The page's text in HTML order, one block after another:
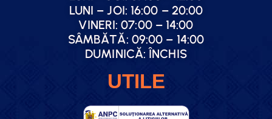
LUNI – JOI: 16:00 – 20:00
VINERI: 07:00 – 14:00
SÂMBĂTĂ: 09:00 – 14:00
DUMINICĂ: ÎNCHIS
UTILE